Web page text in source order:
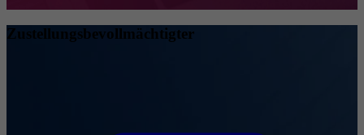
Zustellungsbevollmächtigter